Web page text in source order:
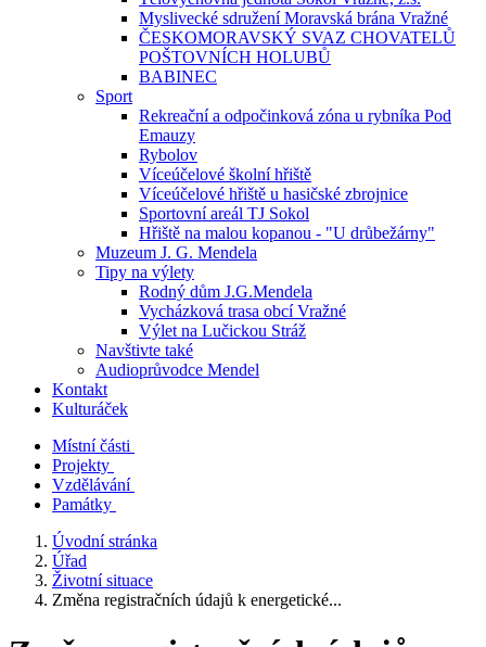
Myslivecké sdružení Moravská brána Vražné
ČESKOMORAVSKÝ SVAZ CHOVATELŮ
POŠTOVNÍCH HOLUBŮ
BABINEC
Sport
Rekreační a odpočinková zóna u rybníka Pod
Emauzy
Rybolov
Víceúčelové školní hřiště
Víceúčelové hřiště u hasičské zbrojnice
Sportovní areál TJ Sokol
Hřiště na malou kopanou - "U drůbežárny"
Muzeum J. G. Mendela
Tipy na výlety
Rodný dům J.G.Mendela
Vycházková trasa obcí Vražné
Výlet na Lučickou Stráž
Navštivte také
Audioprůvodce Mendel
Kontakt
Kulturáček
Místní části
Projekty
Vzdělávání
Památky
Úvodní stránka
Úřad
Životní situace
Změna registračních údajů k energetické...